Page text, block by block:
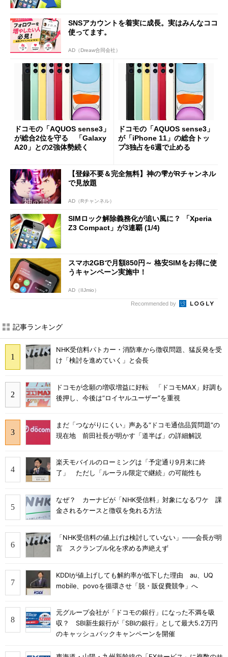
SNSアカウントを着実に成長。実はみんなココ
使ってます。
AD（Dreaw合同会社）
ドコモの「AQUOS sense3」
が総合2位を守る 「Galaxy
A20」との2強体勢続く
ドコモの「AQUOS sense3」
が「iPhone 11」の総合トッ
プ3独占を6週で止める
【登録不要＆完全無料】神の雫がRチャンネル
で見放題
AD（Rチャンネル）
SIMロック解除義務化が追い風に？ 「Xperia
Z3 Compact」が3連覇 (1/4)
スマホ2GBで月額850円～ 格安SIMをお得に使
うキャンペーン実施中！
AD（IIJmio）
Recommended by
記事ランキング
NHK受信料パトカー・消防車から徴収問題、猛反発を受
け「検討を進めていく」と会長
ドコモが念願の増収増益に好転 「ドコモMAX」好調も
後押し、今後は“ロイヤルユーザー”を重視
まだ「つながりにくい」声ある“ドコモ通信品質問題”の
現在地 前田社長が明かす「道半ば」の詳細解説
楽天モバイルのローミングは「予定通り9月末に終
了」 ただし「ルーラル限定で継続」の可能性も
なぜ？ カーナビが「NHK受信料」対象になるワケ 課
金されるケースと徴収を免れる方法
「NHK受信料の値上げは検討していない」――会長が明
言 スクランブル化を求める声絶えず
KDDIが値上げしても解約率が低下した理由 au、UQ
mobile、povoを循環させ「脱・販促費競争」へ
元グループ会社が「ドコモの銀行」になった不満を吸
収？ SBI新生銀行が「SBIの銀行」として最大5.2万円
のキャッシュバックキャンペーンを開催